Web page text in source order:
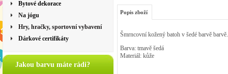
Bytové dekorace
Na jógu
Hry, hračky, sportovní vybavení
Dárkové certifikáty
Jakou barvu máte rádi?
Popis zboží
Šmrncovní kožený batoh v šedé barvě barvě.
Barva: tmavě šedá
Materiál: kůže